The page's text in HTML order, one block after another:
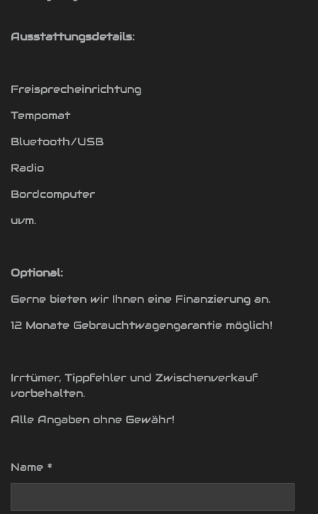
Ausstattungsdetails:
Freisprecheinrichtung
Tempomat
Bluetooth/USB
Radio
Bordcomputer
uvm.
Optional:
Gerne bieten wir Ihnen eine Finanzierung an.
12 Monate Gebrauchtwagengarantie möglich!
Irrtümer, Tippfehler und Zwischenverkauf
vorbehalten.
Alle Angaben ohne Gewähr!
Name *